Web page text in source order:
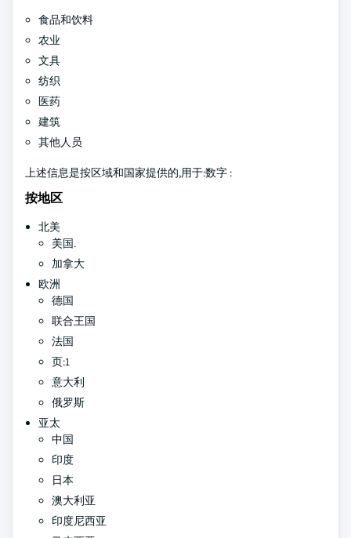
食品和饮料
农业
文具
纺织
医药
建筑
其他人员
上述信息是按区域和国家提供的,用于:数字 :
按地区
北美
美国.
加拿大
欧洲
德国
联合王国
法国
页:1
意大利
俄罗斯
亚太
中国
印度
日本
澳大利亚
印度尼西亚